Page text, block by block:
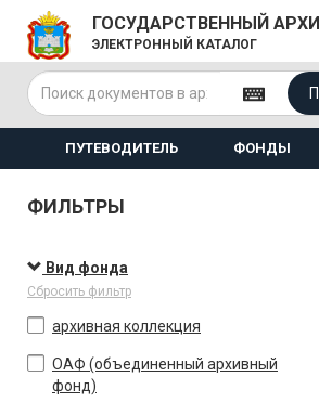
ГОСУДАРСТВЕННЫЙ
ЭЛЕКТРОННЫЙ КАТАЛОГ
ПУТЕВОДИТЕЛЬ ФОНДЫ
ФИЛЬТРЫ
Вид фонда
Сбросить фильтр
архивная коллекция
ОАФ (объединенный архивный
фонд)